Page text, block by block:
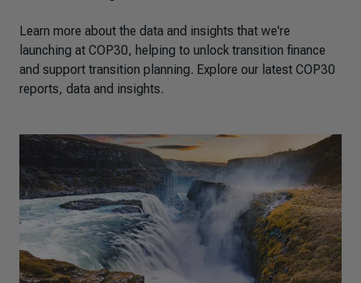
Learn more about the data and insights that we're
launching at COP30, helping to unlock transition finance
and support transition planning. Explore our latest COP30
reports, data and insights.